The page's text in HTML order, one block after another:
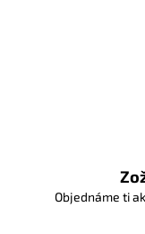
Objednáme ti